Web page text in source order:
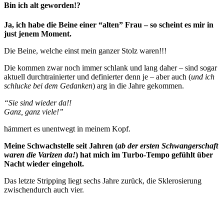
Bin ich alt geworden!?
Ja, ich habe die Beine einer “alten” Frau – so scheint es mir in
just jenem Moment.
Die Beine, welche einst mein ganzer Stolz waren!!!
Die kommen zwar noch immer schlank und lang daher – sind sogar
aktuell durchtrainierter und definierter denn je – aber auch (und ich
schlucke bei dem Gedanken) arg in die Jahre gekommen.
“Sie sind wieder da!!
Ganz, ganz viele!”
hämmert es unentwegt in meinem Kopf.
Meine Schwachstelle seit Jahren (ab der ersten Schwangerschaft
waren die Varizen da!) hat mich im Turbo-Tempo gefühlt über
Nacht wieder eingeholt.
Das letzte Stripping liegt sechs Jahre zurück, die Sklerosierung
zwischendurch auch vier.